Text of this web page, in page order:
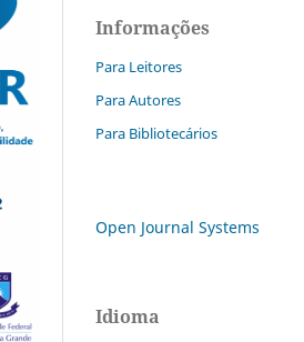
Informações
Para Leitores
Para Autores
Para Bibliotecários
Open Journal Systems
Idioma